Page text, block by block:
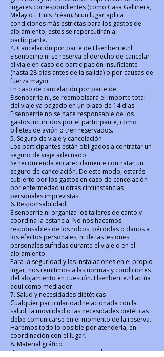
lugares correspondientes (como Casa Gallinera,
Melay o L'Huis Préau). Si un lugar aplica
condiciones más estrictas para los gastos de
alojamiento, estos se repercutirán al
participante.
4. Cancelación por parte de Elsenberrie.nl.
Elsenberrie.nl se reserva el derecho de cancelar
el viaje en caso de participación insuficiente
(hasta 28 días antes de la salida) o por causas de
fuerza mayor.
En caso de cancelación por parte de
Elsenberrie.nl, se reembolsará el importe total
del viaje ya pagado en un plazo de 14 días.
Elsenberrie no se hace responsable de los
gastos incurridos por el participante, como
billetes de avión o tren reservados.
5. Seguro de viaje y cancelación
Los participantes están obligados a contratar un
seguro de viaje adecuado.
Se recomienda encarecidamente contratar un
seguro de cancelación. De este modo, estarás
cubierto por los gastos en caso de cancelación
por enfermedad u otras circunstancias
personales imprevistas.
6. Responsabilidad
Elsenberrie.nl organiza los talleres de canto y
coordina la estancia. No nos hacemos
responsables de los robos, pérdidas o daños a
los efectos personales, ni de las lesiones
personales sufridas durante el viaje o en el
alojamiento.
Para la seguridad y las instalaciones en el propio
lugar, nos remitimos a las normas y condiciones
del alojamiento en cuestión. Elsenberrie.nl actúa
aquí como mediador.
7. Salud y necesidades dietéticas
Cualquier particularidad relacionada con la
salud, la movilidad o las necesidades dietéticas
debe comunicarse en el momento de la reserva.
Haremos todo lo posible por atenderla, en
coordinación con el lugar.
8. Material gráfico
Durante las vacaciones se pueden tomar